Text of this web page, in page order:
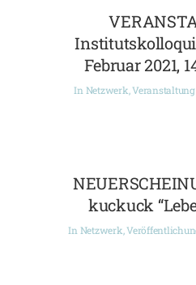
Februar 2021,
In Netzwerk,Veranstaltung
kuckuck
In Netzwerk,